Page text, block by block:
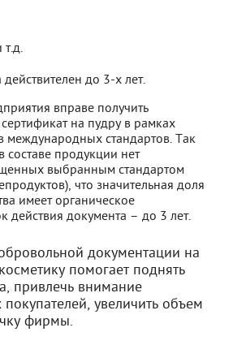
до 3-х лет.
вправе получить
на пудру в рамках
международных стандартов. Так
составе продукции нет
выбранным стандартом
что значительная доля
имеет органическое
действия документа – до 3 лет.
документации на
помогает поднять
привлечь внимание
увеличить объем
фирмы.